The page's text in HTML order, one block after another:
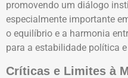
promovendo um diálogo
especialmente importante
o equilíbrio e a harmonia
para a estabilidade política
Críticas e Limites à